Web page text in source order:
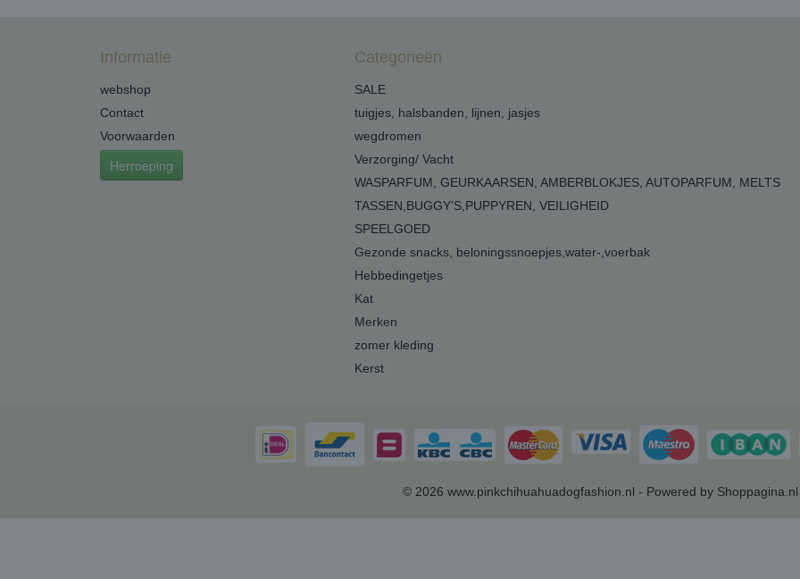
Informatie
webshop
Contact
Voorwaarden
Herroeping
Categorieën
SALE
tuigjes, halsbanden, lijnen, jasjes
wegdromen
Verzorging/ Vacht
WASPARFUM, GEURKAARSEN, AMBERBLOKJES, AUTOPARFUM, MELTS
TASSEN,BUGGY'S,PUPPYREN, VEILIGHEID
SPEELGOED
Gezonde snacks, beloningssnoepjes,water-,voerbak
Hebbedingetjes
Kat
Merken
zomer kleding
Kerst
© 2026 www.pinkchihuahuadogfashion.nl - Powered by Shoppagina.nl